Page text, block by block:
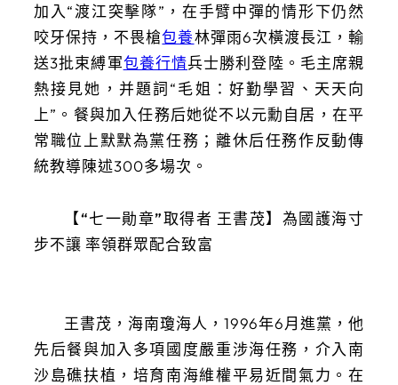
加入“渡江突擊隊”，在手臂中彈的情形下仍然
咬牙保持，不畏槍包養林彈雨6次橫渡長江，輸
送3批束縛軍包養行情兵士勝利登陸。毛主席親
熱接見她，并題詞“毛姐：好勤學習、天天向
上”。餐與加入任務后她從不以元勳自居，在平
常職位上默默為黨任務；離休后任務作反動傳
統教導陳述300多場次。
【“七一勛章”取得者 王書茂】為國護海寸
步不讓 率領群眾配合致富
王書茂，海南瓊海人，1996年6月進黨，他
先后餐與加入多項國度嚴重涉海任務，介入南
沙島礁扶植，培育南海維權平易近間氣力。在